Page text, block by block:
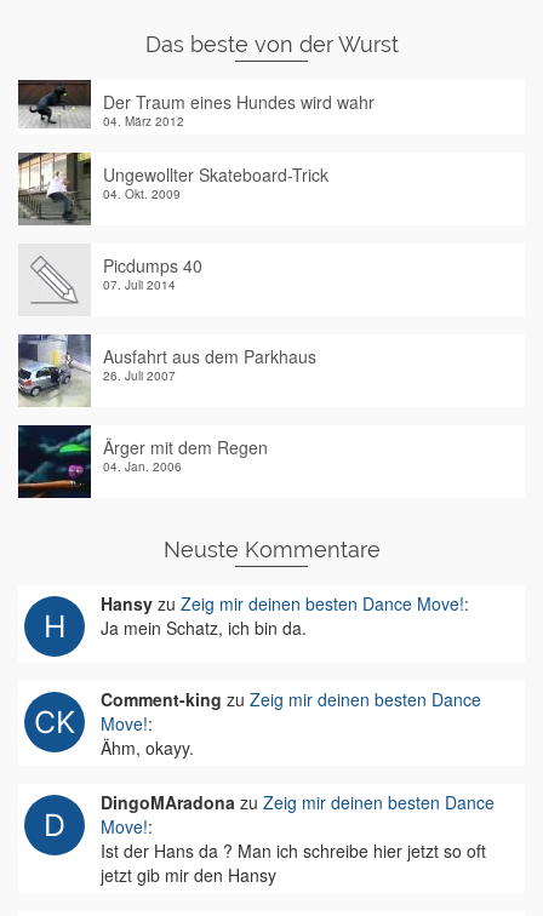
Das beste von der Wurst
Der Traum eines Hundes wird wahr
04. März 2012
Ungewollter Skateboard-Trick
04. Okt. 2009
Picdumps 40
07. Juli 2014
Ausfahrt aus dem Parkhaus
26. Juli 2007
Ärger mit dem Regen
04. Jan. 2006
Neuste Kommentare
Hansy zu Zeig mir deinen besten Dance Move!:
Ja mein Schatz, ich bin da.
Comment-king zu Zeig mir deinen besten Dance
Move!:
Ähm, okayy.
DingoMAradona zu Zeig mir deinen besten Dance
Move!:
Ist der Hans da ? Man ich schreibe hier jetzt so oft
jetzt gib mir den Hansy